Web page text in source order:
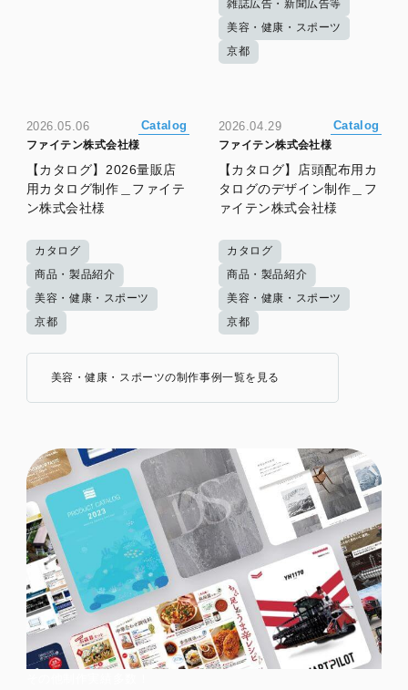
雑誌広告・新聞広告等
美容・健康・スポーツ
京都
2026.05.06 Catalog
ファイテン株式会社様
【カタログ】2026量販店
用カタログ制作＿ファイテ
ン株式会社様
カタログ
商品・製品紹介
美容・健康・スポーツ
京都
2026.04.29 Catalog
ファイテン株式会社様
【カタログ】店頭配布用カ
タログのデザイン制作＿フ
ァイテン株式会社様
カタログ
商品・製品紹介
美容・健康・スポーツ
京都
美容・健康・スポーツの制作事例一覧を見る